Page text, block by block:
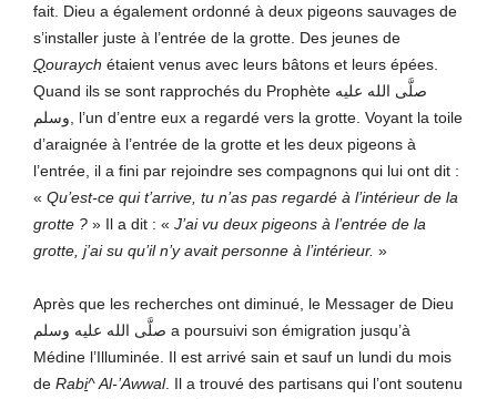
fait. Dieu a également ordonné à deux pigeons sauvages de
s’installer juste à l’entrée de la grotte. Des jeunes de
Qouraych étaient venus avec leurs bâtons et leurs épées.
Quand ils se sont rapprochés du Prophète صلَّى الله عليه
وسلم, l’un d’entre eux a regardé vers la grotte. Voyant la toile
d’araignée à l’entrée de la grotte et les deux pigeons à
l’entrée, il a fini par rejoindre ses compagnons qui lui ont dit :
« Qu’est-ce qui t’arrive, tu n’as pas regardé à l’intérieur de la
grotte ? » Il a dit : « J’ai vu deux pigeons à l’entrée de la
grotte, j’ai su qu’il n’y avait personne à l’intérieur. »
Après que les recherches ont diminué, le Messager de Dieu
صلَّى الله عليه وسلم a poursuivi son émigration jusqu’à
Médine l’Illuminée. Il est arrivé sain et sauf un lundi du mois
de Rabi^ Al-’Awwal. Il a trouvé des partisans qui l’ont soutenu